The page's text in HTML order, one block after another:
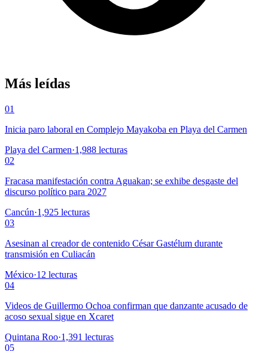
Más leídas
01
Inicia paro laboral en Complejo Mayakoba en Playa del Carmen
Playa del Carmen·1,988 lecturas
02
Fracasa manifestación contra Aguakan; se exhibe desgaste del
discurso político para 2027
Cancún·1,925 lecturas
03
Asesinan al creador de contenido César Gastélum durante
transmisión en Culiacán
México·12 lecturas
04
Videos de Guillermo Ochoa confirman que danzante acusado de
acoso sexual sigue en Xcaret
Quintana Roo·1,391 lecturas
05